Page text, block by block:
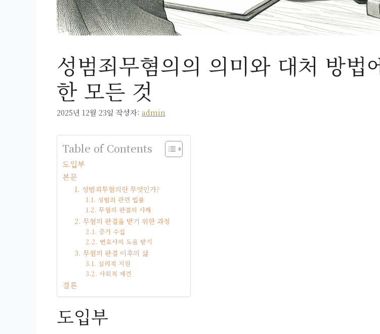
성범죄무혐의의 의미와 대처 방법
한 모든 것
2025년 12월 23일 작성자: admin
Table of Contents
도입부
본문
1. 성범죄무혐의란 무엇인가?
1.1. 성범죄 관련 법률
1.2. 무혐의 판결의 사례
2. 무혐의 판결을 받기 위한 과정
2.1. 증거 수집
2.2. 변호사의 도움 받기
3. 무혐의 판결 이후의 삶
3.1. 심리적 지원
3.2. 사회적 재건
결론
도입부